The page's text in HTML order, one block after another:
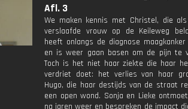
Afl. 3
We maken kennis met Christel, die
verslaafde vrouw op de Keileweg
heeft onlangs de diagnose maagkanker
en is weer gaan basen om de pijn te
Toch is het niet haar ziekte die haar
verdriet doet: het verlies van haar
Hugo, die haar destijds van de straat
een open wond. Sonja en Lieke
na jaren weer en bespreken de impact